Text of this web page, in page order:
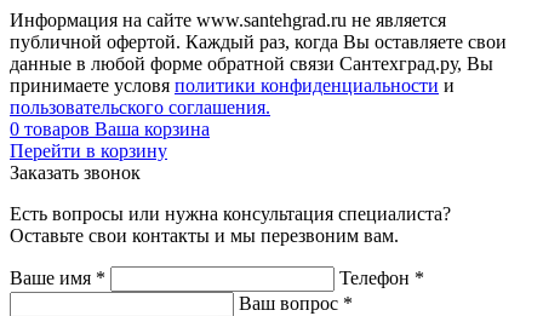
Информация на сайте www.santehgrad.ru не является
публичной офертой. Каждый раз, когда Вы оставляете свои
данные в любой форме обратной связи Сантехград.ру, Вы
принимаете условя политики конфиденциальности и
пользовательского соглашения.
0 товаров Ваша корзина
Перейти в корзину
Заказать звонок
Есть вопросы или нужна консультация специалиста?
Оставьте свои контакты и мы перезвоним вам.
Ваше имя * Телефон *
Ваш вопрос *